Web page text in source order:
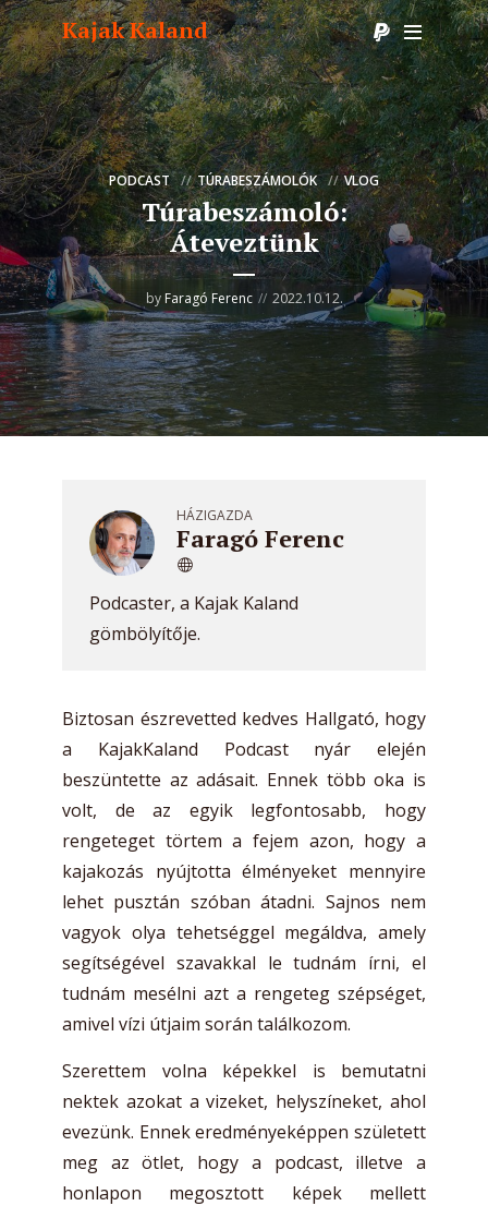
Kajak Kaland
PODCAST TÚRABESZÁMOLÓK VLOG
Túrabeszámoló:
Áteveztünk
by Faragó Ferenc 2022.10.12.
HÁZIGAZDA
Faragó Ferenc
Podcaster, a Kajak Kaland
gömbölyítője.
Biztosan észrevetted kedves Hallgató, hogy
a KajakKaland Podcast nyár elején
beszüntette az adásait. Ennek több oka is
volt, de az egyik legfontosabb, hogy
rengeteget törtem a fejem azon, hogy a
kajakozás nyújtotta élményeket mennyire
lehet pusztán szóban átadni. Sajnos nem
vagyok olya tehetséggel megáldva, amely
segítségével szavakkal le tudnám írni, el
tudnám mesélni azt a rengeteg szépséget,
amivel vízi útjaim során találkozom.
Szerettem volna képekkel is bemutatni
nektek azokat a vizeket, helyszíneket, ahol
evezünk. Ennek eredményeképpen született
meg az ötlet, hogy a podcast, illetve a
honlapon megosztott képek mellett